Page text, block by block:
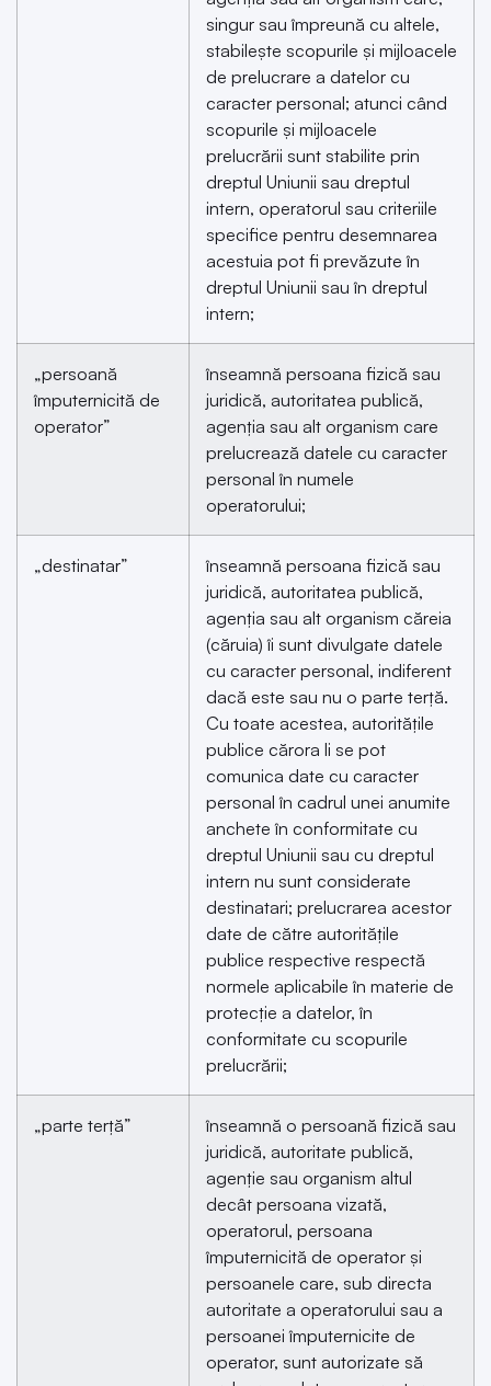
singur sau împreună cu altele,
stabilește scopurile și mijloacele
de prelucrare a datelor cu
caracter personal; atunci când
scopurile și mijloacele
prelucrării sunt stabilite prin
dreptul Uniunii sau dreptul
intern, operatorul sau criteriile
specifice pentru desemnarea
acestuia pot fi prevăzute în
dreptul Uniunii sau în dreptul
intern;
„persoană
împuternicită de
operator”
înseamnă persoana fizică sau
juridică, autoritatea publică,
agenția sau alt organism care
prelucrează datele cu caracter
personal în numele
operatorului;
„destinatar”
înseamnă persoana fizică sau
juridică, autoritatea publică,
agenția sau alt organism căreia
(căruia) îi sunt divulgate datele
cu caracter personal, indiferent
dacă este sau nu o parte terță.
Cu toate acestea, autoritățile
publice cărora li se pot
comunica date cu caracter
personal în cadrul unei anumite
anchete în conformitate cu
dreptul Uniunii sau cu dreptul
intern nu sunt considerate
destinatari; prelucrarea acestor
date de către autoritățile
publice respective respectă
normele aplicabile în materie de
protecție a datelor, în
conformitate cu scopurile
prelucrării;
„parte terță”
înseamnă o persoană fizică sau
juridică, autoritate publică,
agenție sau organism altul
decât persoana vizată,
operatorul, persoana
împuternicită de operator și
persoanele care, sub directa
autoritate a operatorului sau a
persoanei împuternicite de
operator, sunt autorizate să